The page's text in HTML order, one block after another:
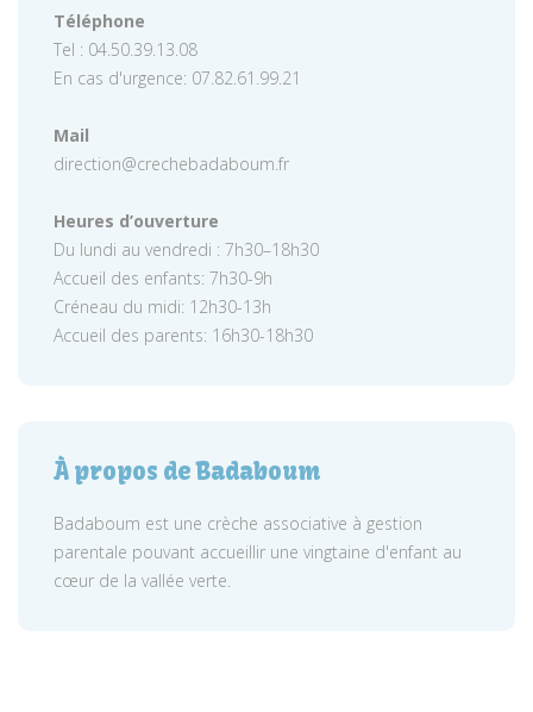
Téléphone
Tel : 04.50.39.13.08
En cas d'urgence: 07.82.61.99.21
Mail
direction@crechebadaboum.fr
Heures d’ouverture
Du lundi au vendredi : 7h30–18h30
Accueil des enfants: 7h30-9h
Créneau du midi: 12h30-13h
Accueil des parents: 16h30-18h30
À propos de Badaboum
Badaboum est une crèche associative à gestion
parentale pouvant accueillir une vingtaine d'enfant au
cœur de la vallée verte.